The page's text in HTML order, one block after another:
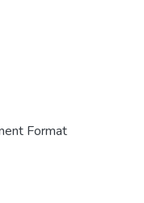
Format